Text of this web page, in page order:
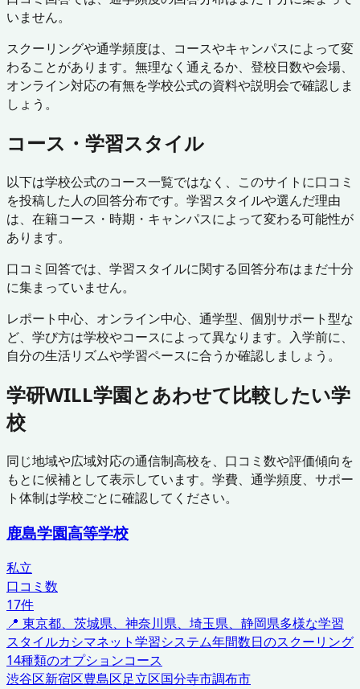
いません。
スクーリングや通学頻度は、コースやキャンパスによって変
わることがあります。無理なく通えるか、登校日数や会場、
オンライン対応の有無を学校公式の資料や説明会で確認しま
しょう。
コース・学習スタイル
以下は学校公式のコース一覧ではなく、このサイトに口コミ
を投稿した人の回答分布です。学習スタイルや選んだ理由
は、在籍コース・時期・キャンパスによって変わる可能性が
あります。
口コミ回答では、学習スタイルに関する回答分布はまだ十分
に集まっていません。
レポート中心、オンライン中心、通学型、個別サポート型な
ど、学び方は学校やコースによって異なります。入学前に、
自分の生活リズムや学習ペースに合うか確認しましょう。
学研WILL学園とあわせて比較したい学
校
同じ地域や広域対応の通信制高校を、口コミ数や評価傾向を
もとに候補として表示しています。学費、通学頻度、サポー
ト体制は学校ごとに確認してください。
鹿島学園高等学校
私立
口コミ数
17件
📍 東京都、茨城県、神奈川県、埼玉県、静岡県多様な学習
スタイルカシマネット学習システム年間数日のスクーリング
14種類のオプションコース
渋谷区新宿区豊島区足立区国分寺市調布市